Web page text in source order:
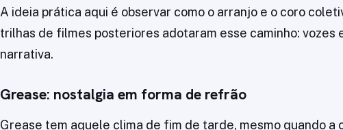
A ideia prática aqui é observar como o arranjo e o coro
trilhas de filmes posteriores adotaram esse caminho: vozes
narrativa.
Grease: nostalgia em forma de refrão
Grease tem aquele clima de fim de tarde, mesmo quando a